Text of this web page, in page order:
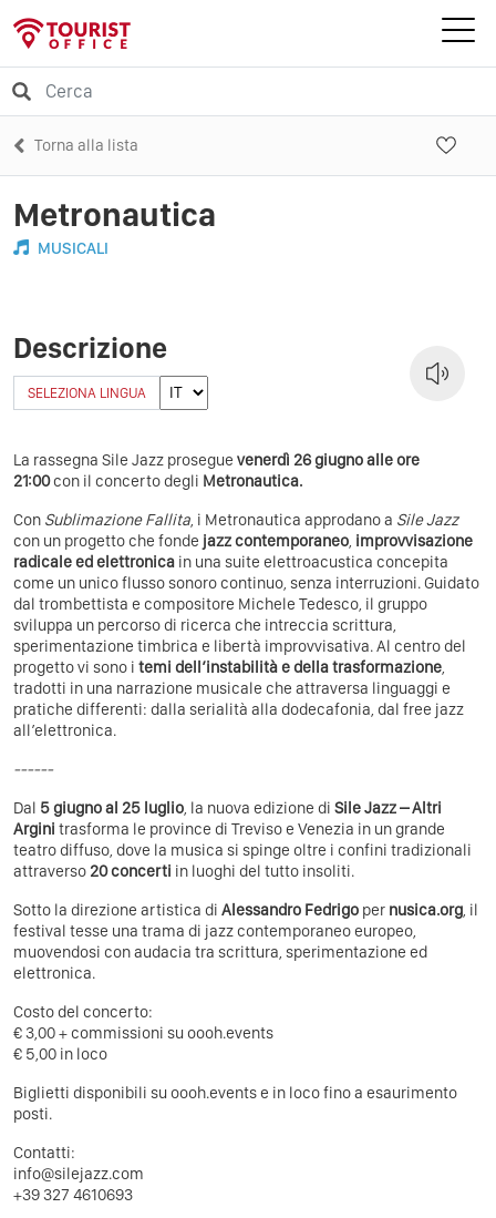
Torna alla lista
Metronautica
MUSICALI
Descrizione
SELEZIONA LINGUA
La rassegna Sile Jazz prosegue venerdì 26 giugno alle ore
21:00con il concerto degli Metronautica.
Con Sublimazione Fallita , i Metronautica approdano a Sile Jazz
con un progetto che fonde jazz contemporaneo improvvisazione
radicale ed elettronica in una suite elettroacustica concepita
come un unico flusso sonoro continuo, senza interruzioni. Guidato
dal trombettista e compositore Michele Tedesco, il gruppo
sviluppa un percorso di ricerca che intreccia scrittura,
sperimentazione timbrica e libertà improvvisativa. Al centro del
progetto vi sono i temi dell’instabilità e della trasformazione
tradotti in una narrazione musicale che attraversa linguaggi e
pratiche differenti: dalla serialità alla dodecafonia, dal free jazz
all’elettronica.
------
Dal 5 giugno al 25 luglio , la nuova edizione di Sile Jazz – Altri
Argini trasforma le province di Treviso e Venezia in un grande
teatro diffuso, dove la musica si spinge oltre i confini tradizionali
attraverso 20 concerti in luoghi del tutto insoliti.
Sotto la direzione artistica di Alessandro Fedrigo per nusica.org , il
festival tesse una trama di jazz contemporaneo europeo,
muovendosi con audacia tra scrittura, sperimentazione ed
elettronica.
Costo del concerto:
€ 3,00 + commissioni su oooh.events
€ 5,00 in loco
Biglietti disponibili su oooh.events e in loco fino a esaurimento
posti.
Contatti:
info@silejazz.com
+39 327 4610693